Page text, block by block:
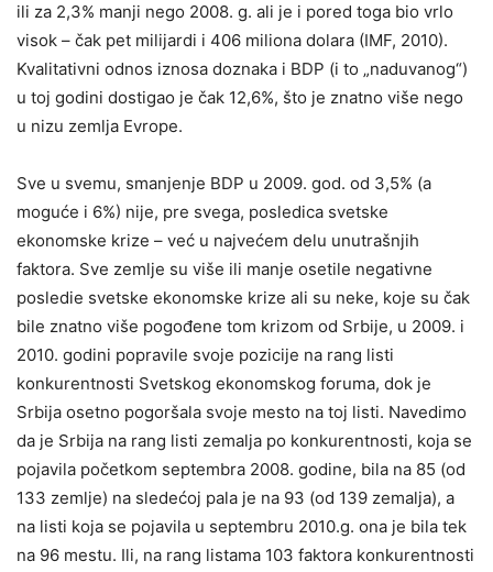
ili za 2,3% manji nego 2008. g. ali je i pored toga bio vrlo
visok – čak pet milijardi i 406 miliona dolara (IMF, 2010).
Kvalitativni odnos iznosa doznaka i BDP (i to „naduvanog“)
u toj godini dostigao je čak 12,6%, što je znatno više nego
u nizu zemlja Evrope.
Sve u svemu, smanjenje BDP u 2009. god. od 3,5% (a
moguće i 6%) nije, pre svega, posledica svetske
ekonomske krize – već u najvećem delu unutrašnjih
faktora. Sve zemlje su više ili manje osetile negativne
posledie svetske ekonomske krize ali su neke, koje su čak
bile znatno više pogođene tom krizom od Srbije, u 2009. i
2010. godini popravile svoje pozicije na rang listi
konkurentnosti Svetskog ekonomskog foruma, dok je
Srbija osetno pogoršala svoje mesto na toj listi. Navedimo
da je Srbija na rang listi zemalja po konkurentnosti, koja se
pojavila početkom septembra 2008. godine, bila na 85 (od
133 zemlje) na sledećoj pala je na 93 (od 139 zemalja), a
na listi koja se pojavila u septembru 2010.g. ona je bila tek
na 96 mestu. Ili, na rang listama 103 faktora konkurentnosti